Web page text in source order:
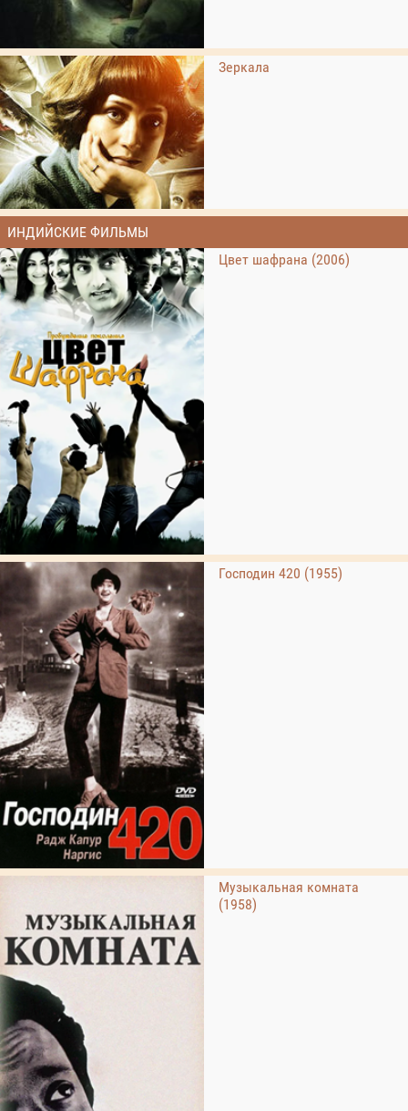
Зеркала
ИНДИЙСКИЕ ФИЛЬМЫ
Цвет шафрана (2006)
Господин 420 (1955)
Музыкальная комната
(1958)